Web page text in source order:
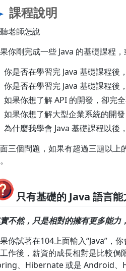
課程說明
老師怎說
你剛完成一些 Java 的基礎課程
你是否在學習完 Java 基礎課程後
你是否在學習完 Java 基礎課程
如果你想了解 API 的開發，卻完
如果你想了解大型企業系統的開
為什麼我學會 Java 基礎課程以
三個問題，如果有超過三題以上
只有基礎的 Java 語言
不然，只是相對的擁有更多能力
你試著在104上面輸入“Java”，
作後，薪資的成長相對是比較侷
、Hibernate 或是 Android、